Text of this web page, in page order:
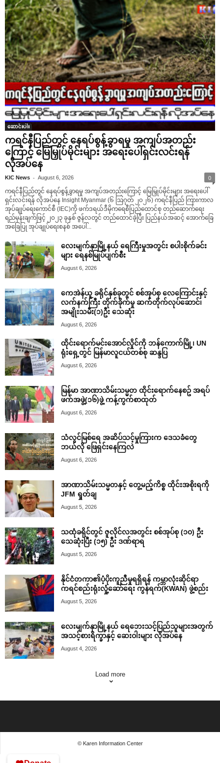
ဆောင်းပါး
ကရင်နီပြည်တွင် နေရပ်စွန့်ခွာရမှု အကျပ်အတည်း
ကြောင့် မြေမြှုပ်မိုင်းများ အရေးပေါ်ရှင်းလင်းရန်
လိုအပ်နေ
KIC News - August 6, 2026 0
ကရင်နီပြည်တွင် နေရပ်စွန့်ခွာရမှု အကျပ်အတည်းကြောင့် မြေမြှုပ်မိုင်းများ အရေးပေါ်
ရှင်းလင်းရန် လိုအပ်နေ Insight Myanmar (၆ ဩဂုတ် ၂၀၂၆) ကရင်နီပြည် ကြားကာလ
အုပ်ချုပ်ရေးကောင်စီ (IEC)ကို ဖက်ဒရယ်ဒီမိုကရေစီပြည်ထောင်စု တည်ဆောက်ရေး
ရည်မှန်းချက်ဖြင့် ၂၀၂၃ ခုနှစ် ဇွန်လတွင် တည်ထောင်ခဲ့ပြီး ပြည်နယ်အဆင့် အောက်ခြေ
အခြေပြု အုပ်ချုပ်ရေးစနစ် အပေါ်...
လေးမျက်နှာမြို့နယ် ရေကြီးမှုအတွင်း စပါးစိုက်ခင်း
များ ရေနစ်မြုပ်ပျက်စီး
August 6, 2026
ကေအဲန်ယူ ခရိုင်နှစ်ခုတွင် စစ်အုပ်စု လေကြောင်းနှင့်
လက်နက်ကြီး တိုက်ခိုက်မှု ဆက်တိုက်လုပ်ဆောင်၊
အမျိုးသမီး(၁)ဦး သေဆုံး
August 6, 2026
ထိုင်းရောက်မင်းအောင်လှိုင်ကို ဘန်ကောက်မြို့၊ UN
ရုံးရှေ့တွင် မြန်မာလူငယ်တစ်စု ဆန္ဒပြ
August 6, 2026
မြန်မာ အာဏာသိမ်းသမ္မတ ထိုင်းရောက်နေစဥ် အရပ်
ဖက်အဖွဲ့(၁၆)ဖွဲ့ ကန့်ကွက်စာထုတ်
August 6, 2026
သံလွင်မြစ်ရေ အဆိပ်သင့်မှုကြားက ဒေသခံတွေ
ဘယ်လို ဖြေရှင်းနေကြလဲ
August 6, 2026
အာဏာသိမ်းသမ္မတနှင့် တွေ့မည့်ကိစ္စ ထိုင်းအစိုးရကို
JFM ရှုတ်ချ
August 5, 2026
သထုံခရိုင်တွင် ဇူလိုင်လအတွင်း စစ်အုပ်စု (၁၀) ဦး
သေဆုံးပြီး (၁၅) ဦး ဒဏ်ရာရ
August 5, 2026
နိုင်ငံတကာ၏ပံ့ပိုးကူညီမှုရရှိရန် ကမ္ဘာလုံးဆိုင်ရာ
ကရင်စည်းရုံးလှုံ့ဆော်ရေး ကွန်ရက်(KWAN) ဖွဲ့စည်း
August 5, 2026
လေးမျက်နှာမြို့နယ် ရေဘေးသင့်ပြည်သူများအတွက်
အသင့်စားရိက္ခာနှင့် ဆေးဝါးများ လိုအပ်နေ
August 4, 2026
Load more
© Karen Information Center